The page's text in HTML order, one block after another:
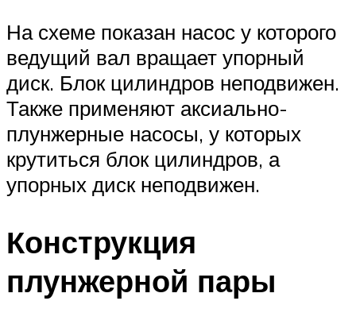
На схеме показан насос у которого
ведущий вал вращает упорный
диск. Блок цилиндров неподвижен.
Также применяют аксиально-
плунжерные насосы, у которых
крутиться блок цилиндров, а
упорных диск неподвижен.
Конструкция
плунжерной пары